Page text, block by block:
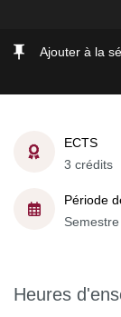
Ajouter à la
ECTS
3 crédits
Période
Semestre
Heures